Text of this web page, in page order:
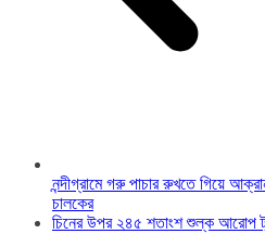
নন্দীগ্রামে গরু পাচার রুখতে গিয়ে
চালকের
চিনের উপর ২৪৫ শতাংশ শুল্ক আরোপ